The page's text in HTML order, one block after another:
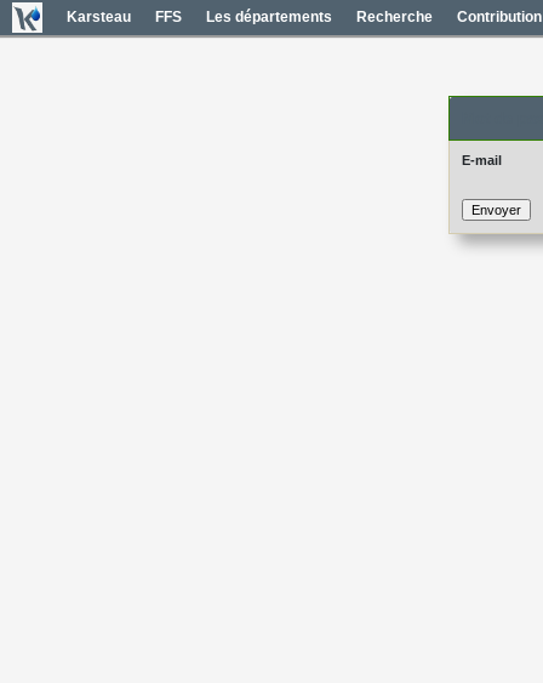
Karsteau FFS Les départements Recherche Contribution
E-mail